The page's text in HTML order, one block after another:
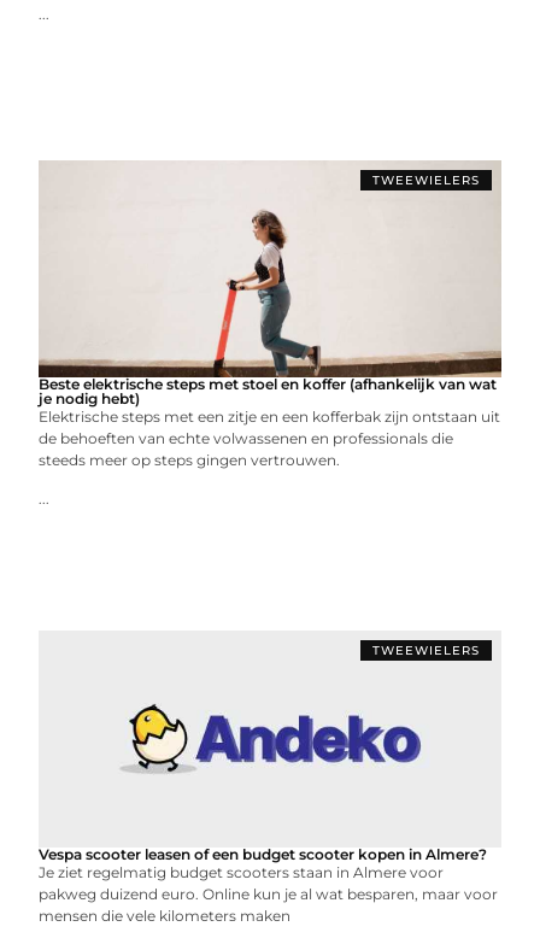
...
TWEEWIELERS
Beste elektrische steps met stoel en koffer (afhankelijk van wat
je nodig hebt)
Elektrische steps met een zitje en een kofferbak zijn ontstaan uit
de behoeften van echte volwassenen en professionals die
steeds meer op steps gingen vertrouwen.
...
TWEEWIELERS
Vespa scooter leasen of een budget scooter kopen in Almere?
Je ziet regelmatig budget scooters staan in Almere voor
pakweg duizend euro. Online kun je al wat besparen, maar voor
mensen die vele kilometers maken